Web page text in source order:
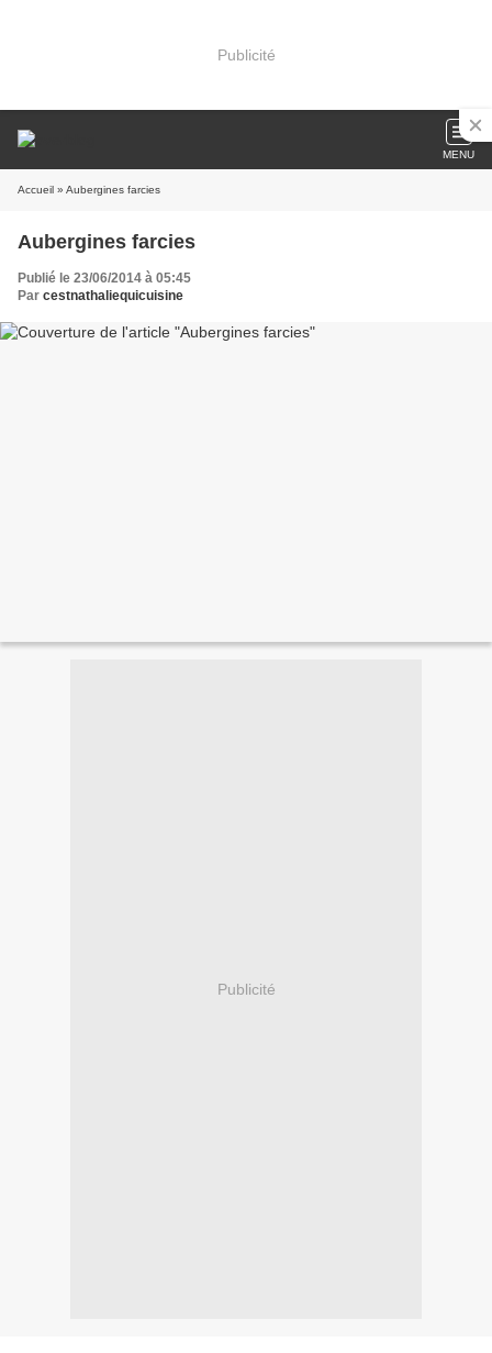
Publicité
MENU
Accueil » Aubergines farcies
Aubergines farcies
Publié le 23/06/2014 à 05:45
Par cestnathaliequicuisine
Publicité